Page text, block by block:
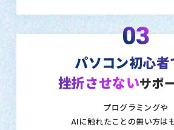
03
パソコン初心者
挫折させないサポ
プログラミングや
AIに触れたことの無い方は